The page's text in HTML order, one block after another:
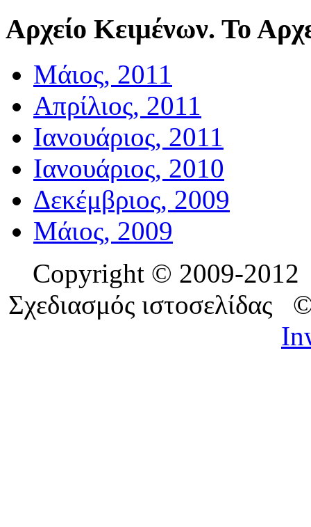
Αρχείο Κειμένων. Το
Μάιος, 2011
Απρίλιος, 2011
Ιανουάριος, 2011
Ιανουάριος, 2010
Δεκέμβριος, 2009
Μάιος, 2009
Copyright © 2009-
Σχεδιασμός